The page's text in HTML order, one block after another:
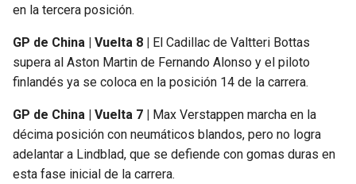
en la tercera posición.
GP de China | Vuelta 8 |
El Cadillac de Valtteri Bottas
supera al Aston Martin de Fernando Alonso y el piloto
finlandés ya se coloca en la posición 14 de la carrera.
GP de China | Vuelta 7 |
Max Verstappen marcha en la
décima posición con neumáticos blandos, pero no logra
adelantar a Lindblad, que se defiende con gomas duras en
esta fase inicial de la carrera.